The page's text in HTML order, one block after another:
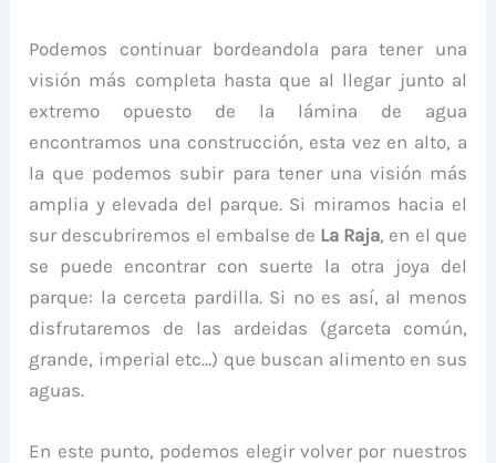
Podemos continuar bordeandola para tener una
visión más completa hasta que al llegar junto al
extremo opuesto de la lámina de agua
encontramos una construcción, esta vez en alto, a
la que podemos subir para tener una visión más
amplia y elevada del parque. Si miramos hacia el
sur descubriremos el embalse de La Raja, en el que
se puede encontrar con suerte la otra joya del
parque: la cerceta pardilla. Si no es así, al menos
disfrutaremos de las ardeidas (garceta común,
grande, imperial etc…) que buscan alimento en sus
aguas.
En este punto, podemos elegir volver por nuestros